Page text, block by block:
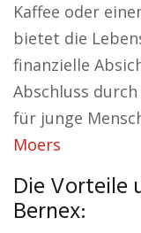
Kaffee oder
bietet die
finanzielle
Abschluss
für junge
Moers
Die Vorteile
Bernex: